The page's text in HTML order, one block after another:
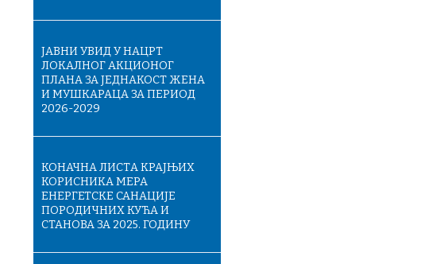
ЈАВНИ УВИД У НАЦРТ
ЛОКАЛНОГ АКЦИОНОГ
ПЛАНА ЗА ЈЕДНАКОСТ ЖЕНА
И МУШКАРАЦА ЗА ПЕРИОД
2026-2029
КОНАЧНA ЛИСТA КРАЈЊИХ
КОРИСНИКА МЕРА
ЕНЕРГЕТСКЕ САНАЦИЈЕ
ПОРОДИЧНИХ КУЋА И
СТАНОВА ЗА 2025. ГОДИНУ